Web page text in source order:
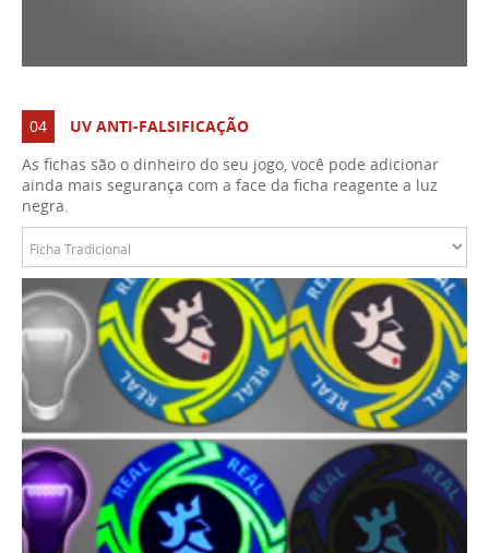
04
UV ANTI-FALSIFICAÇÃO
As fichas são o dinheiro do seu jogo, você pode adicionar
ainda mais segurança com a face da ficha reagente a luz
negra.